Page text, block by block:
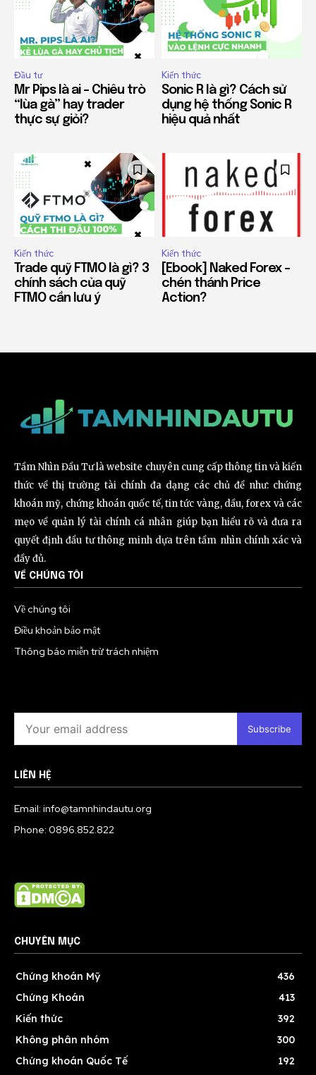
Đầu tư
Mr Pips là ai – Chiêu trò
“lùa gà” hay trader
thực sự giỏi?
Kiến thức
Sonic R là gì? Cách sử
dụng hệ thống Sonic R
hiệu quả nhất
Kiến thức
Trade quỹ FTMO là gì? 3
chính sách của quỹ
FTMO cần lưu ý
Kiến thức
[Ebook] Naked Forex –
chén thánh Price
Action?
Tầm Nhìn Đầu Tư là website chuyên cung cấp thông tin và kiến
thức về thị trường tài chính đa dạng các chủ đề như: chứng
khoán mỹ, chứng khoán quốc tế, tin tức vàng, dầu, forex và các
mẹo về quản lý tài chính cá nhân giúp bạn hiểu rõ và đưa ra
quyết định đầu tư thông minh dựa trên tầm nhìn chính xác và
đầy đủ.
VỀ CHÚNG TÔI
Về chúng tôi
Điều khoản bảo mật
Thông báo miễn trừ trách nhiệm
Subscribe
LIÊN HỆ
Email: info@tamnhindautu.org
Phone: 0896.852.822
CHUYÊN MỤC
Chứng khoán Mỹ
436
Chứng Khoán
413
Kiến thức
392
Không phân nhóm
300
Chứng khoán Quốc Tế
192